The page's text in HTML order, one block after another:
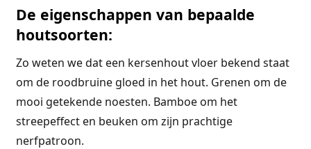
De eigenschappen van bepaalde
houtsoorten:
Zo weten we dat een kersenhout vloer bekend staat
om de roodbruine gloed in het hout. Grenen om de
mooi getekende noesten. Bamboe om het
streepeffect en beuken om zijn prachtige
nerfpatroon.